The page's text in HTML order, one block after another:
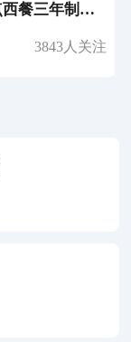
王森西点西餐三年制英才管理专业培训课程
3843人关注